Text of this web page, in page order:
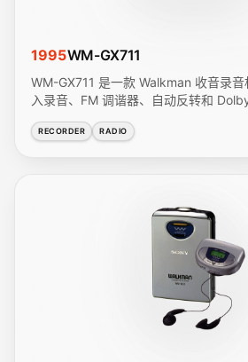
1995WM-GX711
WM-GX711 是一款 Walkman 收音录
入录音、FM 调谐器、自动反转和 Dolby
RECORDER RADIO